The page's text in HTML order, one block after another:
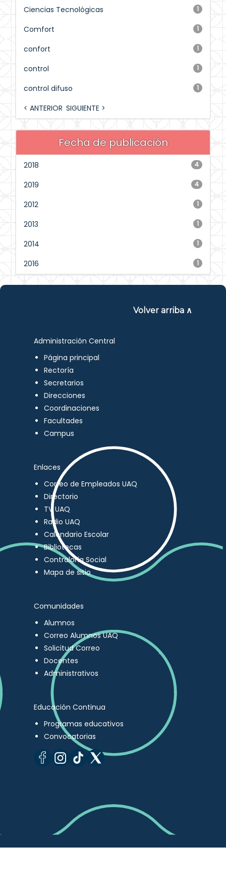
1
Ciencias Tecnológicas
1
Comfort
1
confort
1
control
1
control difuso
< ANTERIOR SIGUIENTE >
Fecha de publicación
4
2018
4
2019
1
2012
1
2013
1
2014
1
2016
Volver arriba ∧
Administración Central
Página principal
Rectoría
Secretarios
Direcciones
Coordinaciones
Facultades
Campus
Enlaces
Correo de Empleados UAQ
Directorio
TV UAQ
Radio UAQ
Calendario Escolar
Bibliotecas
Contraloría Social
Mapa de sitio
Comunidades
Alumnos
Correo Alumnos UAQ
Solicitud Correo
Docentes
Administrativos
Educación Continua
Programas educativos
Convocatorias